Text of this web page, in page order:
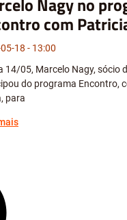
com
18
13:00
14/05, Marcelo Nagy, sócio
do programa Encontro,
para